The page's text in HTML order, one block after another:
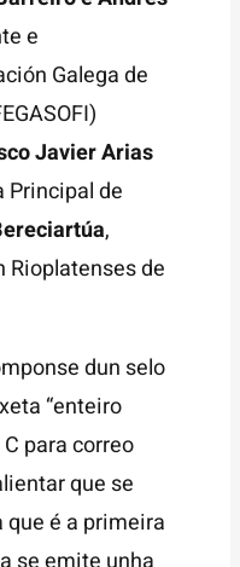
e
Galega de
Javier Arias
Principal de
,
Rioplatenses de
dun selo
“enteiro
para correo
que se
é a primeira